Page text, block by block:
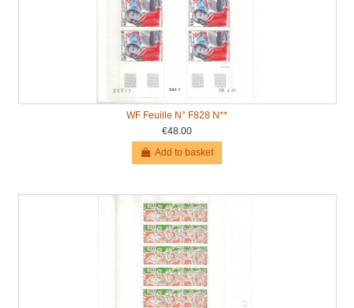
WF Feuille N° F828 N**
€48.00
Add to basket